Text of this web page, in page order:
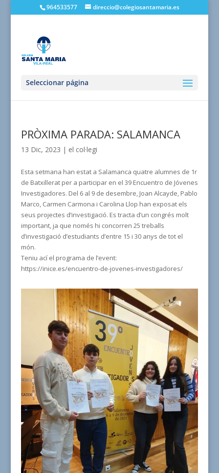
964533577 direccio@colegiosantamaria.es
Seleccionar página
PRÒXIMA PARADA: SALAMANCA
13 Dic, 2023 | el col·legi
Esta setmana han estata Salamanca quatre alumnes de 1r
de Batxillerat per a participar en el 39 Encuentro de Jóvenes
Investigadores. Del 6 al 9 de desembre, Joan Alcayde, Pablo
Marco, Carmen Carmona i Carolina Llop han exposat els
seus projectes d’investigació. Es tracta d’un congrés molt
important, ja que només hi concorren 25 treballs
d’investigació d’estudiants d’entre 15 i 30 anys de tot el
món.
Teniu ací el programa de l’event:
https://inice.es/encuentro-de-jovenes-investigadores/